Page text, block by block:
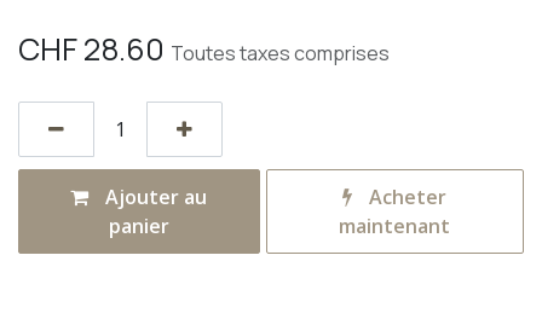
CHF28.60 Toutes taxes comprises
Ajouter au
panier
Acheter
maintenant